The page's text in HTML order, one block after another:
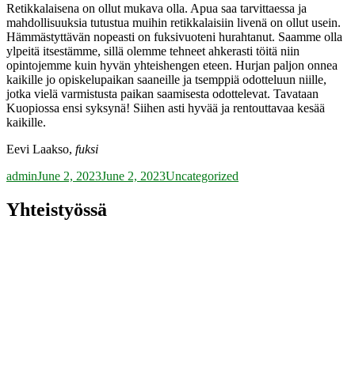
Retikkalaisena on ollut mukava olla. Apua saa tarvittaessa ja
mahdollisuuksia tutustua muihin retikkalaisiin livenä on ollut usein.
Hämmästyttävän nopeasti on fuksivuoteni hurahtanut. Saamme olla
ylpeitä itsestämme, sillä olemme tehneet ahkerasti töitä niin
opintojemme kuin hyvän yhteishengen eteen. Hurjan paljon onnea
kaikille jo opiskelupaikan saaneille ja tsemppiä odotteluun niille,
jotka vielä varmistusta paikan saamisesta odottelevat. Tavataan
Kuopiossa ensi syksynä! Siihen asti hyvää ja rentouttavaa kesää
kaikille.
Eevi Laakso, fuksi
Author
adminPosted
June 2, 2023June 2, 2023Categories
Uncategorized
Yhteistyössä